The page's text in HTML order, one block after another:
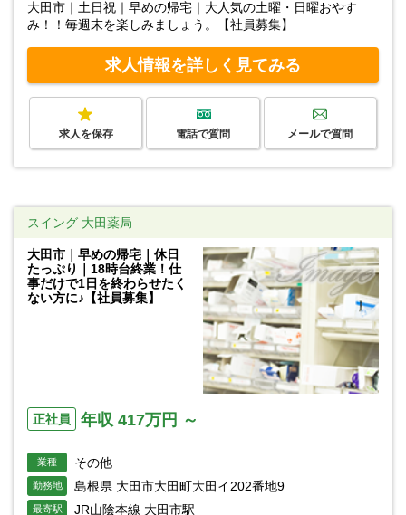
大田市｜土日祝｜早めの帰宅｜大人気の土曜・日曜おやす
み！！毎週末を楽しみましょう。【社員募集】
求人情報を詳しく見てみる
求人を保存 電話で質問 メールで質問
スイング 大田薬局
大田市｜早めの帰宅｜休日
たっぷり｜18時台終業！仕
事だけで1日を終わらせたく
ない方に♪【社員募集】
正社員 年収 417万円 ～
業種 その他
勤務地 島根県 大田市大田町大田イ202番地9
最寄駅 JR山陰本線 大田市駅